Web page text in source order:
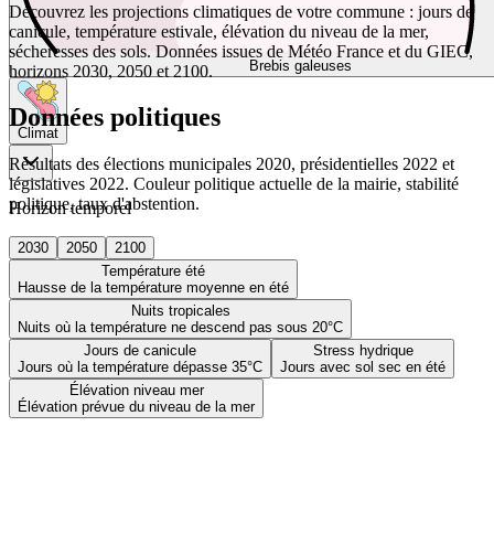
Brebis galeuses
Climat
Horizon temporel
2030 2050
2100
Température été
Hausse de la température moyenne en été
Nuits tropicales
Nuits où la température ne descend pas sous 20°C
Jours de canicule
Jours où la température dépasse 35°C
Stress hydrique
Jours avec sol sec en été
Élévation niveau mer
Élévation prévue du niveau de la mer
Découvrez les projections climatiques de votre commune : jours de
canicule, température estivale, élévation du niveau de la mer,
sécheresses des sols. Données issues de Météo France et du GIEC,
horizons 2030, 2050 et 2100.
Données politiques
Résultats des élections municipales 2020, présidentielles 2022 et
législatives 2022. Couleur politique actuelle de la mairie, stabilité
politique, taux d'abstention.